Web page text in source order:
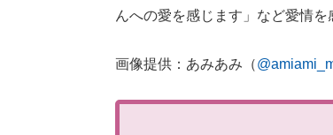
んへの愛を感じます」など愛情を
画像提供：あみあみ（